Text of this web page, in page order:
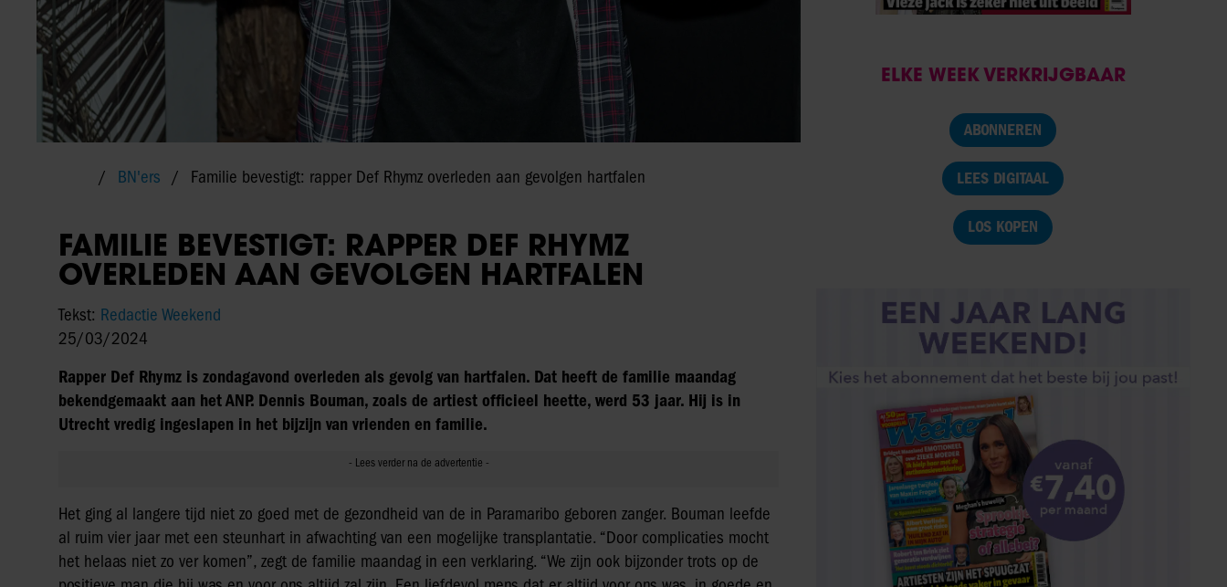
BN'ers Familie bevestigt: rapper Def Rhymz overleden aan gevolgen hartfalen
FAMILIE BEVESTIGT: RAPPER DEF RHYMZ
OVERLEDEN AAN GEVOLGEN HARTFALEN
Tekst: Redactie Weekend
25/03/2024
Rapper Def Rhymz is zondagavond overleden als gevolg van hartfalen. Dat heeft de familie maandag
bekendgemaakt aan het ANP. Dennis Bouman, zoals de artiest officieel heette, werd 53 jaar. Hij is in
Utrecht vredig ingeslapen in het bijzijn van vrienden en familie.
Het ging al langere tijd niet zo goed met de gezondheid van de in Paramaribo geboren zanger. Bouman leefde
al ruim vier jaar met een steunhart in afwachting van een mogelijke transplantatie. “Door complicaties mocht
het helaas niet zo ver komen”, zegt de familie maandag in een verklaring. “We zijn ook bijzonder trots op de
ELKE WEEK VERKRIJGBAAR
ABONNEREN
LEES DIGITAAL
LOS KOPEN